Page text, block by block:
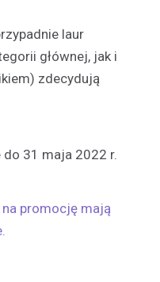
laur
głównej, jak i
zdecydują
do 31 maja 2022 r.
na promocję mają